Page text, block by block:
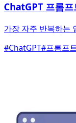
ChatGPT 프롬
가장 자주 반복하는
#ChatGPT#프롬프